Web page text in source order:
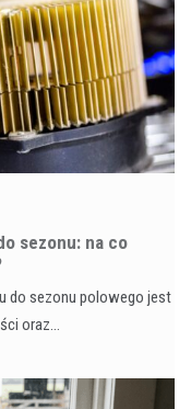
sezonu: na co
do sezonu polowego jest
oraz…